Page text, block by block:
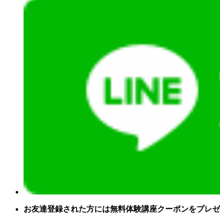
お友達登録された方には無料体験講座クーポンをプレ